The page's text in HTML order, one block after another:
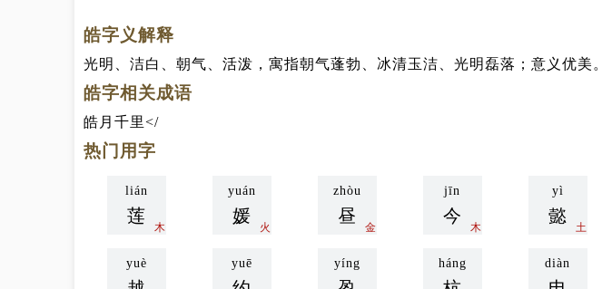
皓字义解释
光明、洁白、朝气、活泼，寓指朝气蓬勃、冰清玉洁、光明磊落；意义优美。
皓字相关成语
皓月千里
热门用字
lián
莲
木
yuán
媛
火
zhòu
昼
金
jīn
今
木
yì
懿
土
yuè yuē yíng háng diàn